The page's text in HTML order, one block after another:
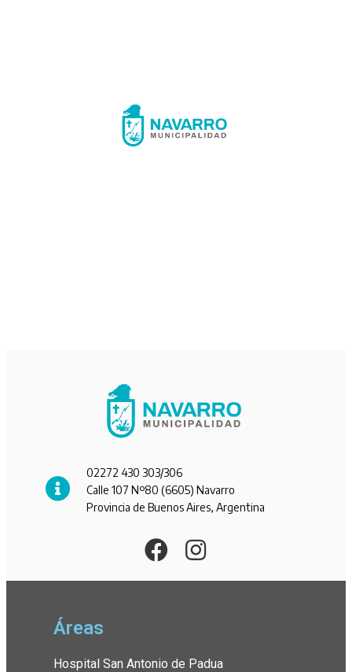
02272 430 303/306
Calle 107 Nº80 (6605) Navarro
Provincia de Buenos Aires, Argentina
Áreas
Hospital San Antonio de Padua